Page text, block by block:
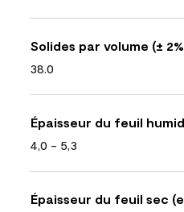
Solides par volume (±
38.0
Épaisseur du feuil
4,0 - 5,3
Épaisseur du feuil sec